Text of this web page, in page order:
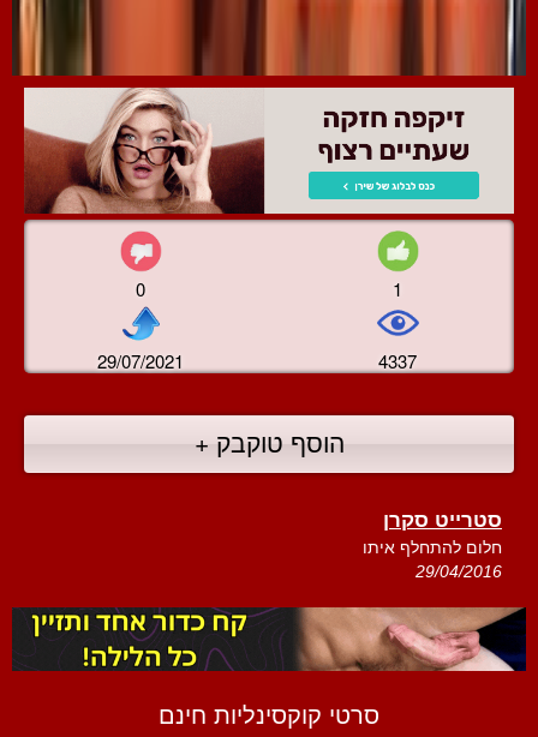
0 1
29/07/2021 4337
הוסף טוקבק +
סטרייט סקרן
חלום להתחלף איתו
29/04/2016
סרטי קוקסינליות חינם